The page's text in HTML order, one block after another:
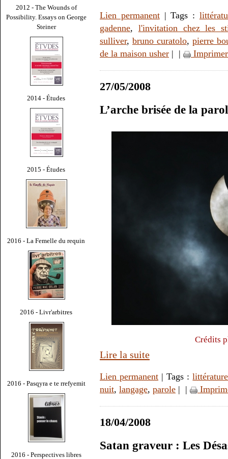
2012 - The Wounds of
Possibility. Essays on George
Steiner
2014 - Études
2015 - Études
2016 - La Femelle du requin
2016 - Livr'arbitres
2016 - Pasqyra e te rrefyemit
2016 - Perspectives libres
Lien permanent| Tags :
gadenne, l'invitation chez les
sulliver, bruno curatolo, pierre
de la maison usher | | Imprimer
27/05/2008
L’arche brisée de la
Crédits
Lire la suite
Lien permanent | Tags :littérature
nuit, langage, parole | |
18/04/2008
Satan graveur : Les